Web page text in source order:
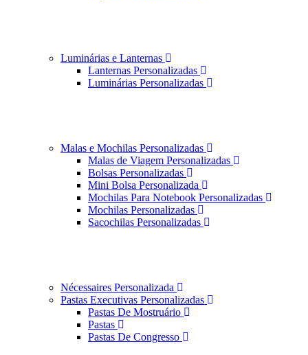
Luminárias e Lanternas
Lanternas Personalizadas
Luminárias Personalizadas
Malas e Mochilas Personalizadas
Malas de Viagem Personalizadas
Bolsas Personalizadas
Mini Bolsa Personalizada
Mochilas Para Notebook Personalizadas
Mochilas Personalizadas
Sacochilas Personalizadas
Nécessaires Personalizada
Pastas Executivas Personalizadas
Pastas De Mostruário
Pastas
Pastas De Congresso